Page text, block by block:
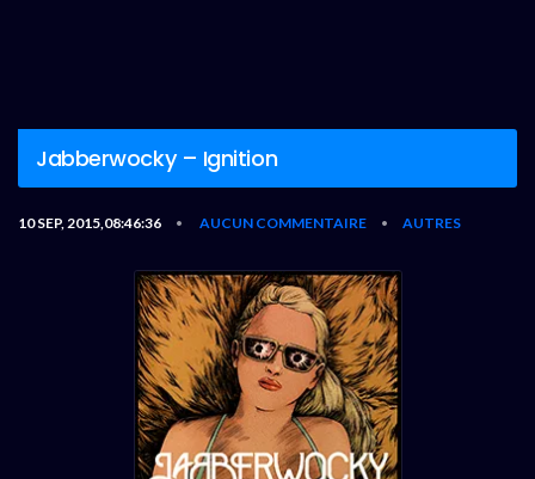
Jabberwocky – Ignition
10 SEP, 2015,08:46:36 • AUCUN COMMENTAIRE • AUTRES